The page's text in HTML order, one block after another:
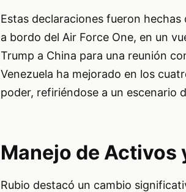
Estas declaraciones fueron
a bordo del Air Force One, en un
Trump a China para una reunión
Venezuela ha mejorado en los
poder, refiriéndose a un escenario
Manejo de Activos
Rubio destacó un cambio